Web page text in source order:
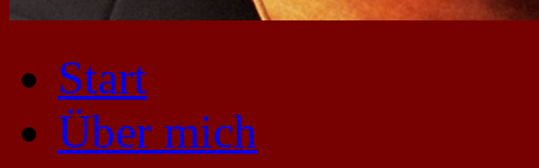
Start
Über mich